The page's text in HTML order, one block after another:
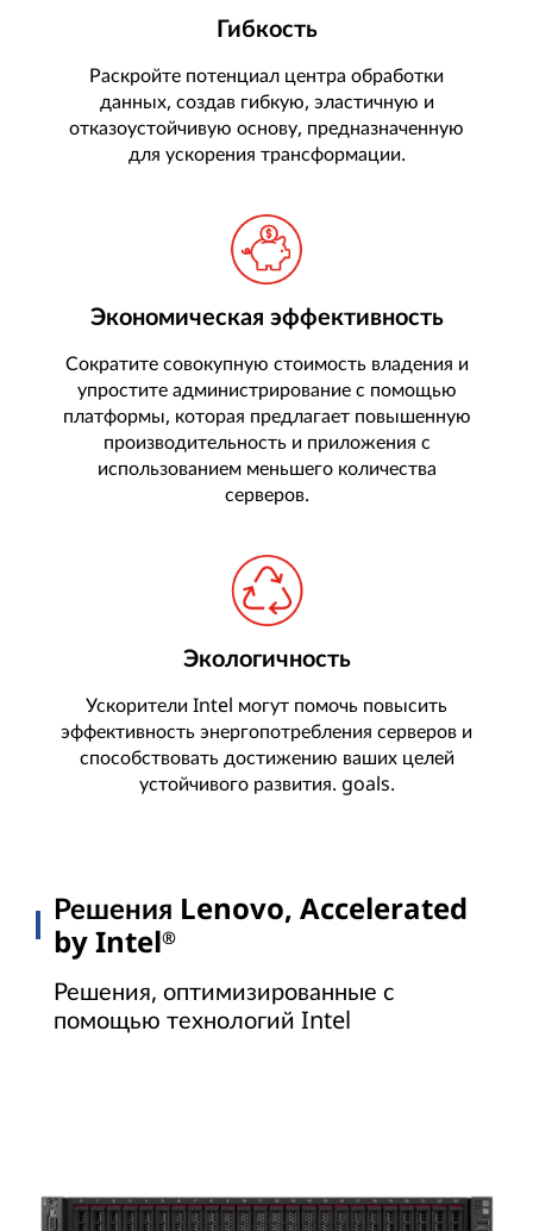
Гибкость
Раскройте потенциал центра обработки
данных, создав гибкую, эластичную и
отказоустойчивую основу, предназначенную
для ускорения трансформации.
Экономическая эффективность
Сократите совокупную стоимость владения и
упростите администрирование с помощью
платформы, которая предлагает повышенную
производительность и приложения с
использованием меньшего количества
серверов.
Экологичность
Ускорители Intel могут помочь повысить
эффективность энергопотребления серверов и
способствовать достижению ваших целей
устойчивого развития. goals.
Решения Lenovo, Accelerated
by Intel®
Решения, оптимизированные с
помощью технологий Intel